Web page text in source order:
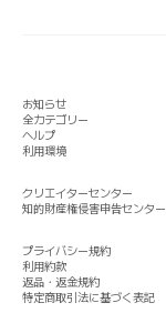
お知らせ
全カテゴリー
ヘルプ
利用環境
クリエイターセンター
知的財産権侵害申告センター
プライバシー規約
利用約款
返品・返金規約
特定商取引法に基づく表記